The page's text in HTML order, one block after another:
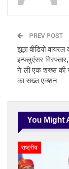
PREV POST
झूठा वीडियो
इन्फ्लुएंसर
ने ली एक शख्स की
का सख्त एक्शन
You Might
राष्ट्रीय